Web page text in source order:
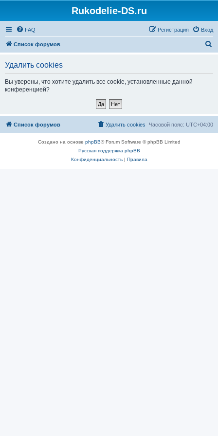
Rukodelie-DS.ru
FAQ Вход
Регистрация
Список форумов
Удалить cookies
Вы уверены, что хотите удалить все cookie, установленные данной
конференцией?
Список форумов Часовой пояс: UTC+04:00
Удалить cookies
Создано на основе phpBB® Forum Software © phpBB Limited
Русская поддержка phpBB
Конфиденциальность| Правила